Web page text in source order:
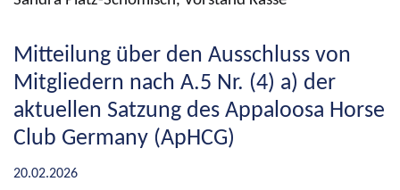
Mitteilung über den Ausschluss von
Mitgliedern nach A.5 Nr. (4) a) der
aktuellen Satzung des Appaloosa Horse
Club Germany (ApHCG)
20.02.2026